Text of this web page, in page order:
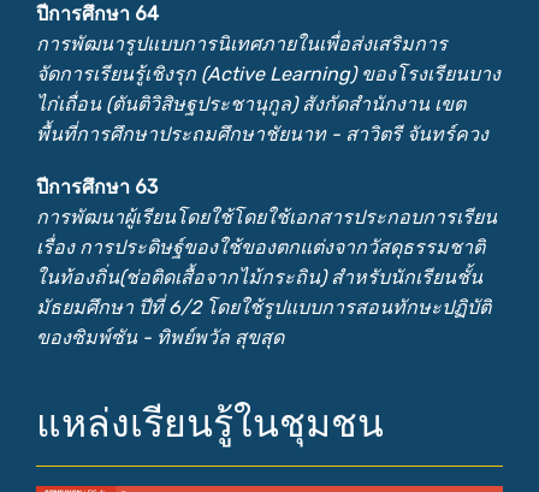
ปีการศึกษา 64
การพัฒนารูปแบบการนิเทศภายในเพื่อส่งเสริมการ
จัดการเรียนรู้เชิงรุก (Active Learning) ของโรงเรียนบาง
ไก่เถื่อน (ตันติวิสิษฐประชานุกูล) สังกัดสำนักงาน เขต
พื้นที่การศึกษาประถมศึกษาชัยนาท - สาวิตรี จันทร์ควง
ปีการศึกษา 63
การพัฒนาผู้เรียนโดยใช้โดยใช้เอกสารประกอบการเรียน
เรื่อง การประดิษฐ์ของใช้ของตกแต่งจากวัสดุธรรมชาติ
ในท้องถิ่น(ช่อติดเสื้อจากไม้กระถิน) สำหรับนักเรียนชั้น
มัธยมศึกษา ปีที่ 6/2 โดยใช้รูปแบบการสอนทักษะปฏิบัติ
ของซิมพ์ซัน - ทิพย์พวัล สุขสุด
แหล่งเรียนรู้ในชุมชน